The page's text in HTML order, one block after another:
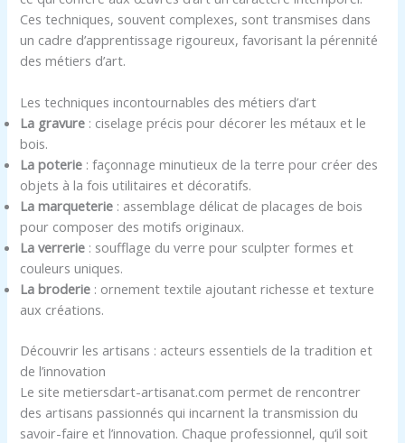
Ces techniques, souvent complexes, sont transmises dans
un cadre d’apprentissage rigoureux, favorisant la pérennité
des métiers d’art.
Les techniques incontournables des métiers d’art
La gravure : ciselage précis pour décorer les métaux et le
bois.
La poterie : façonnage minutieux de la terre pour créer des
objets à la fois utilitaires et décoratifs.
La marqueterie : assemblage délicat de placages de bois
pour composer des motifs originaux.
La verrerie : soufflage du verre pour sculpter formes et
couleurs uniques.
La broderie : ornement textile ajoutant richesse et texture
aux créations.
Découvrir les artisans : acteurs essentiels de la tradition et
de l’innovation
Le site metiersdart-artisanat.com permet de rencontrer
des artisans passionnés qui incarnent la transmission du
savoir-faire et l’innovation. Chaque professionnel, qu’il soit